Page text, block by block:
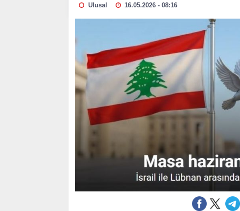
Ulusal 16.05.2026 - 08:16